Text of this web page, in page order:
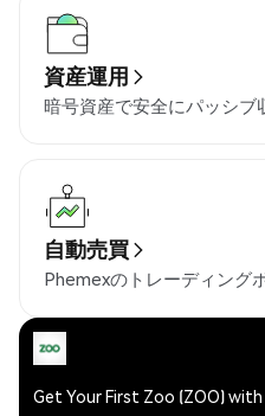
資産運用
暗号資産で安全にパッシブ
自動売買
Phemexのトレーディング
Get Your First Zoo (ZOO) with